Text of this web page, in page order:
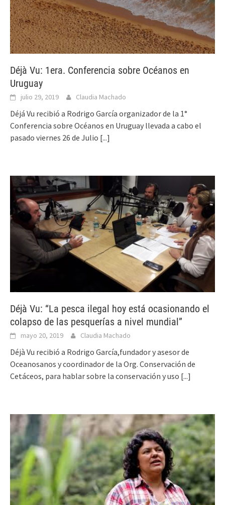
Déjà Vu: 1era. Conferencia sobre Océanos en
Uruguay
julio 29, 2019 Claudia Machado
Déjá Vu recibió a Rodrigo García organizador de la 1°
Conferencia sobre Océanos en Uruguay llevada a cabo el
pasado viernes 26 de Julio [...]
Déjà Vu: “La pesca ilegal hoy está ocasionando el
colapso de las pesquerías a nivel mundial”
mayo 20, 2019 Claudia Machado
Déjà Vu recibió a Rodrigo García,fundador y asesor de
Oceanosanos y coordinador de la Org. Conservación de
Cetáceos, para hablar sobre la conservación y uso [...]